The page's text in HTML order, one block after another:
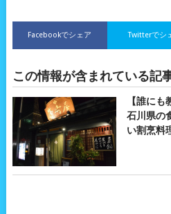
Facebookでシェア Twitterでシ
この情報が含まれている記
【誰にも
石川県の
い割烹料